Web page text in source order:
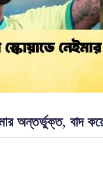
অন্তর্ভুক্ত, বাদ